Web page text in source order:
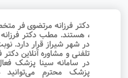
دکتر فرزانه مرتضوی فر
، هستند. مطب دکتر
در شهر شیراز قرار دارد.
تلفنی و مشاوره آنلاین
در سامانه سینا پزشک
پزشک محترم